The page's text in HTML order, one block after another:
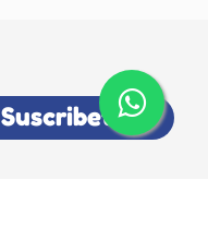
Suscribete